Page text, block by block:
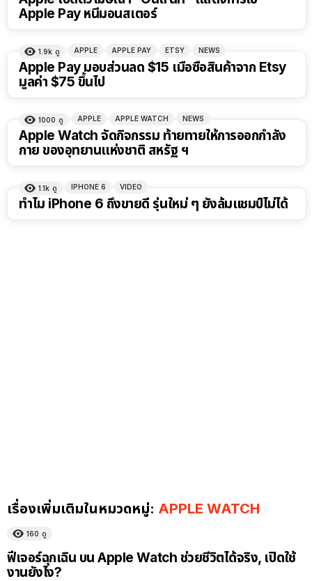
Apple Pay หนีมอนสเตอร์
1.9k ดู APPLE APPLE PAY ETSY NEWS
Apple Pay มอบส่วนลด $15 เมื่อซื้อสินค้าจาก Etsy
มูลค่า $75 ขึ้นไป
1000 ดู APPLE APPLE WATCH NEWS
Apple Watch จัดกิจกรรม ท้ายทายให้การออกกำลัง
กาย ของอุทยานแห่งชาติ สหรัฐ ฯ
1.1k ดู IPHONE 6 VIDEO
ทำไม iPhone 6 ถึงขายดี รุ่นใหม่ ๆ ยังล้มแชมป์ไม่ได้
เรื่องเพิ่มเติมในหมวดหมู่: APPLE WATCH
160 ดู
ฟีเจอร์ฉุกเฉิน บน Apple Watch ช่วยชีวิตได้จริง, เปิดใช้
งานยังไง?